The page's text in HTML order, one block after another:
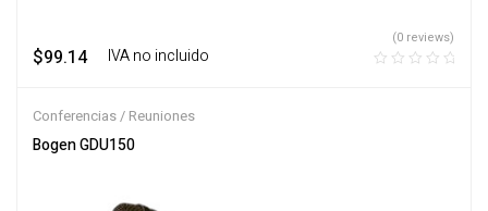
$99.14 ‎ ‎ ‎ IVA no incluido
(0 reviews)
Conferencias / Reuniones
Bogen GDU150